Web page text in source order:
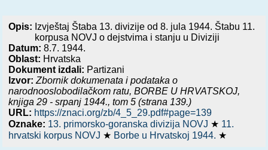
Opis: Izvještaj Štaba 13. divizije od 8. jula 1944. Štabu 11.
korpusa NOVJ o dejstvima i stanju u Diviziji
Datum:8.7. 1944.
Oblast: Hrvatska
Dokument izdali: Partizani
Izvor: Zbornik dokumenata i podataka o
narodnooslobodilačkom ratu,BORBE U HRVATSKOJ,
knjiga 29 - srpanj 1944., tom 5 (strana 139.)
URL: https://znaci.org/zb/4_5_29.pdf#page=139
Oznake: 13. primorsko-goranska divizija NOVJ ★ 11.
hrvatski korpus NOVJ ★ Borbe u Hrvatskoj 1944. ★